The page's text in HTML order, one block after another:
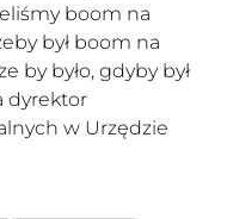
boom na
był boom na
by było, gdyby był
dyrektor
w Urzędzie